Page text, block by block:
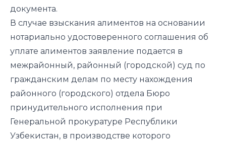
документа.
В случае взыскания алиментов на основании
нотариально удостоверенного соглашения об
уплате алиментов заявление подается в
межрайонный, районный (городской) суд по
гражданским делам по месту нахождения
районного (городского) отдела Бюро
принудительного исполнения при
Генеральной прокуратуре Республики
Узбекистан, в производстве которого